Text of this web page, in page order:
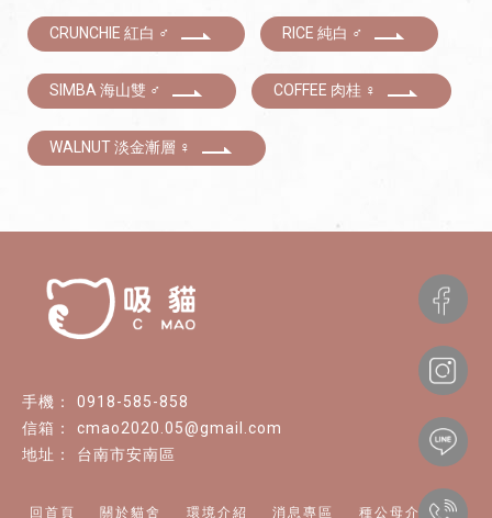
CRUNCHIE 紅白 ♂ RICE 純白 ♂
SIMBA 海山雙 ♂ COFFEE 肉桂 ♀
WALNUT 淡金漸層 ♀
0918-585-858
cmao2020.05@gmail.com
台南市安南區
回首頁 關於貓舍 環境介紹 消息專區 種公母介紹